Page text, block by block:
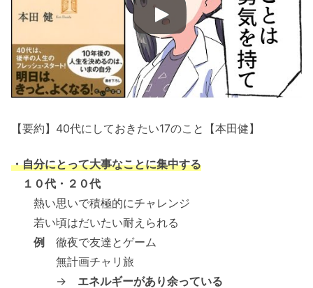
【要約】40代にしておきたい17のこと【本田健】
・自分にとって大事なことに集中する
１０代・２０代
熱い思いで積極的にチャレンジ
若い頃はだいたい耐えられる
例 徹夜で友達とゲーム
無計画チャリ旅
→ エネルギーがあり余っている